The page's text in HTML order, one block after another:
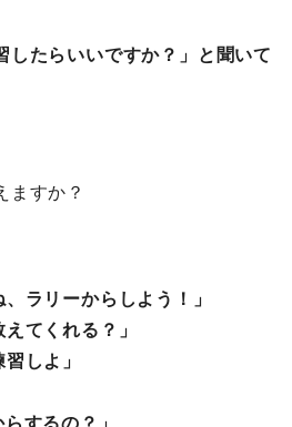
したらいいですか？」と聞いて
ますか？
ラリーからしよう！」
てくれる？」
しよ」
するの？」